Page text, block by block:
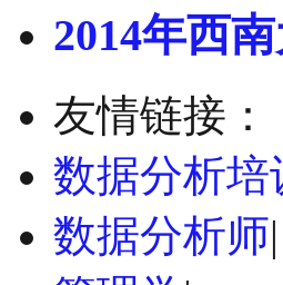
2014年西
友情链接：
数据分析培
数据分析师|